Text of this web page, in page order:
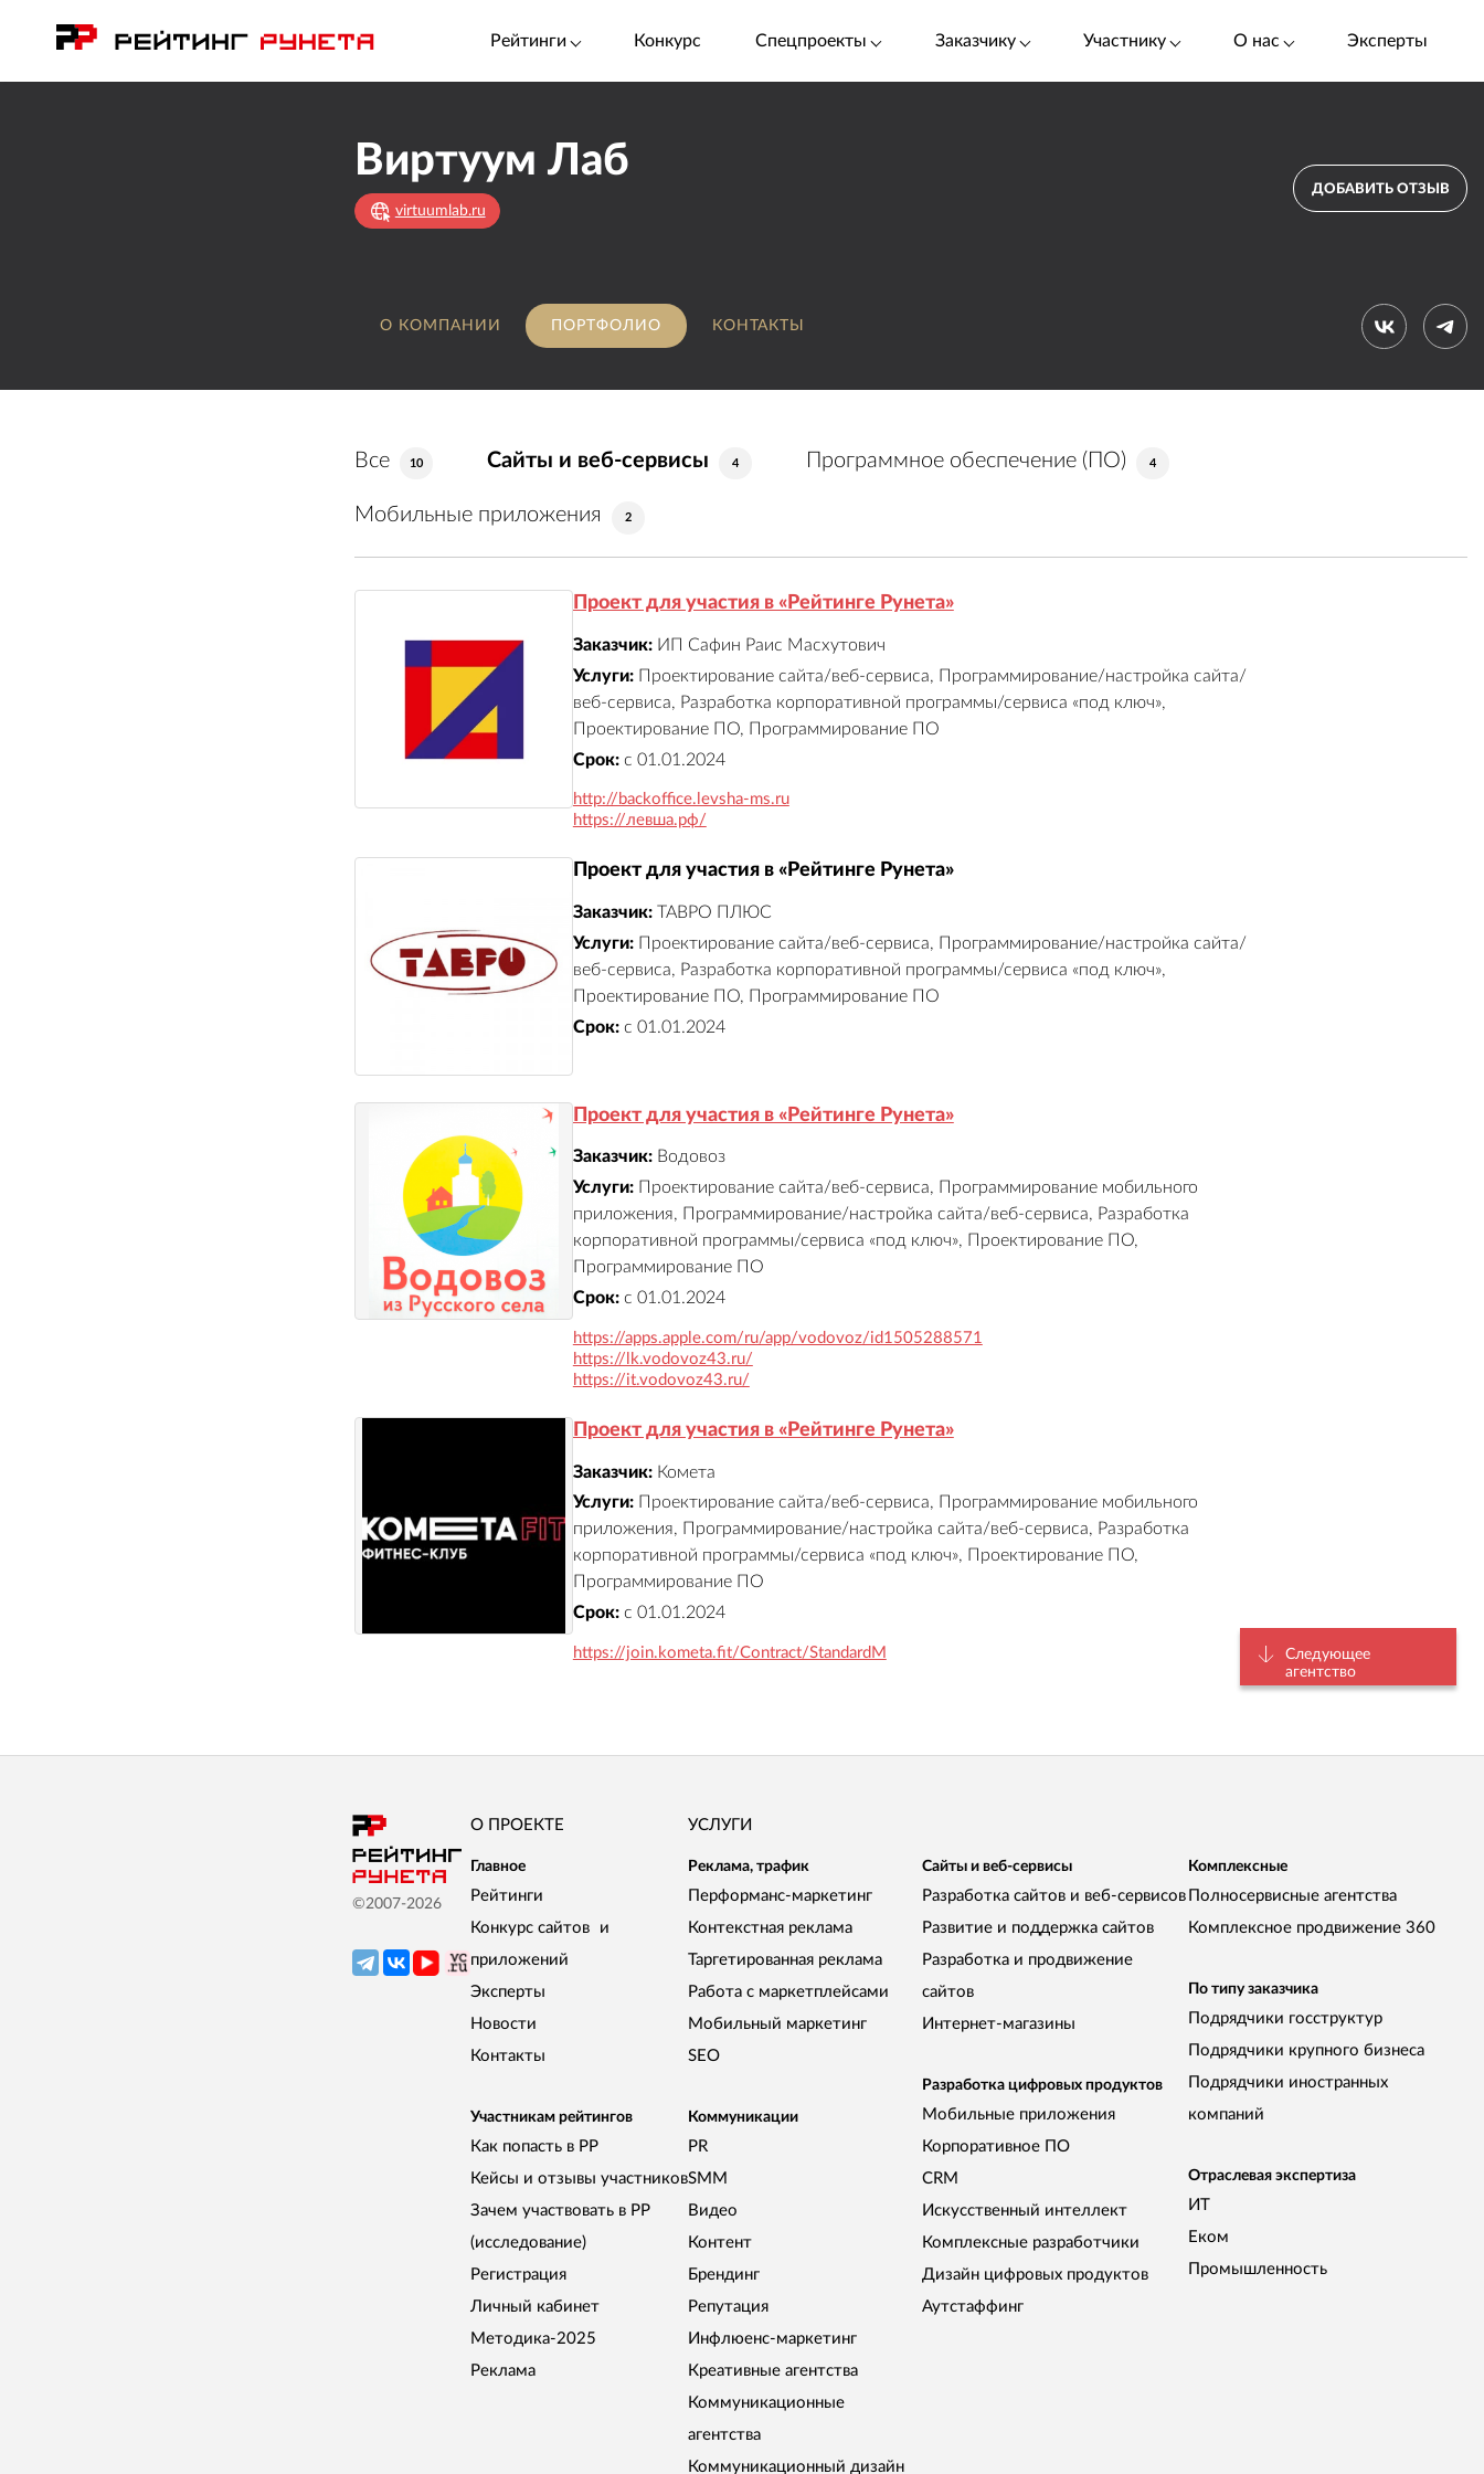
Рейтинги Конкурс Спецпроекты Заказчику Участнику О нас Эксперты
Виртуум Лаб
virtuumlab.ru
ДОБАВИТЬ ОТЗЫВ
О КОМПАНИИ ПОРТФОЛИО КОНТАКТЫ
Все 10 Сайты и веб-сервисы 4 Программное обеспечение (ПО) 4
Мобильные приложения 2
Проект для участия в «Рейтинге Рунета»
Заказчик: ИП Сафин Раис Масхутович
Услуги: Проектирование сайта/веб-сервиса, Программирование/настройка сайта/
веб-сервиса, Разработка корпоративной программы/сервиса «под ключ»,
Проектирование ПО, Программирование ПО
Срок: с 01.01.2024
http://backoffice.levsha-ms.ru
https://левша.рф/
Проект для участия в «Рейтинге Рунета»
Заказчик: ТАВРО ПЛЮС
Услуги: Проектирование сайта/веб-сервиса, Программирование/настройка сайта/
веб-сервиса, Разработка корпоративной программы/сервиса «под ключ»,
Проектирование ПО, Программирование ПО
Срок: с 01.01.2024
Проект для участия в «Рейтинге Рунета»
Заказчик: Водовоз
Услуги: Проектирование сайта/веб-сервиса, Программирование мобильного
приложения, Программирование/настройка сайта/веб-сервиса, Разработка
корпоративной программы/сервиса «под ключ», Проектирование ПО,
Программирование ПО
Срок: с 01.01.2024
https://apps.apple.com/ru/app/vodovoz/id1505288571
https://lk.vodovoz43.ru/
https://it.vodovoz43.ru/
Проект для участия в «Рейтинге Рунета»
Заказчик: Комета
Услуги: Проектирование сайта/веб-сервиса, Программирование мобильного
приложения, Программирование/настройка сайта/веб-сервиса, Разработка
корпоративной программы/сервиса «под ключ», Проектирование ПО,
Программирование ПО
Срок: с 01.01.2024
https://join.kometa.fit/Contract/StandardM
Следующее
агентство
©2007-2026
О ПРОЕКТЕ
Главное
Рейтинги
Конкурс сайтов и
приложений
Эксперты
Новости
Контакты
Участникам рейтингов
Как попасть в РР
Кейсы и отзывы участников
Зачем участвовать в РР
(исследование)
Регистрация
Личный кабинет
Методика-2025
Реклама
УСЛУГИ
Реклама, трафик
Перформанс-маркетинг
Контекстная реклама
Таргетированная реклама
Работа с маркетплейсами
Мобильный маркетинг
SEO
Коммуникации
PR
SMM
Видео
Контент
Брендинг
Репутация
Инфлюенс-маркетинг
Креативные агентства
Коммуникационные
агентства
Коммуникационный дизайн
Сайты и веб-сервисы
Разработка сайтов и веб-сервисов
Развитие и поддержка сайтов
Разработка и продвижение
сайтов
Интернет-магазины
Разработка цифровых продуктов
Мобильные приложения
Корпоративное ПО
CRM
Искусственный интеллект
Комплексные разработчики
Дизайн цифровых продуктов
Аутстаффинг
Комплексные
Полносервисные агентства
Комплексное продвижение 360
По типу заказчика
Подрядчики госструктур
Подрядчики крупного бизнеса
Подрядчики иностранных
компаний
Отраслевая экспертиза
ИТ
Еком
Промышленность